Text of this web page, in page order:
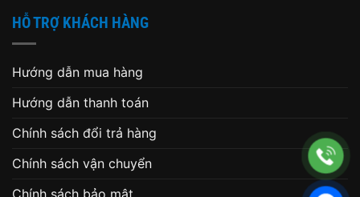
HỖ TRỢ KHÁCH HÀNG
Hướng dẫn mua hàng
Hướng dẫn thanh toán
Chính sách đổi trả hàng
Chính sách vận chuyển
Chính sách bảo mật